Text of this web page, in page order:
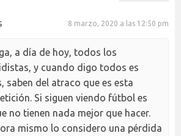
8 marzo, 2020 a las 12:50 pm
a día de hoy, todos los
y cuando digo todos es
saben del atraco que es esta
Si siguen viendo fútbol es
no tienen nada mejor que hacer.
mismo lo considero una pérdida